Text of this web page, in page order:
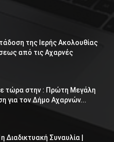
της Ιερής Ακολουθίας
από τις Αχαρνές
τώρα στην : Πρώτη Μεγάλη
για τον Δήμο Αχαρνών...
Διαδικτυακή Συναυλία |